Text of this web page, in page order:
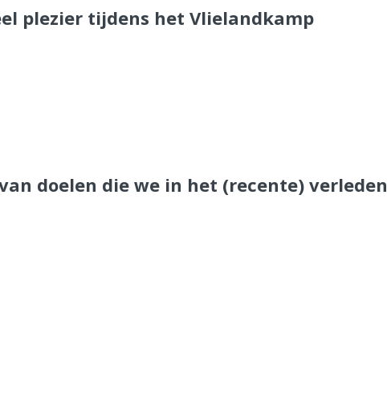
plezier tijdens het Vlielandkamp
doelen die we in het (recente) verleden